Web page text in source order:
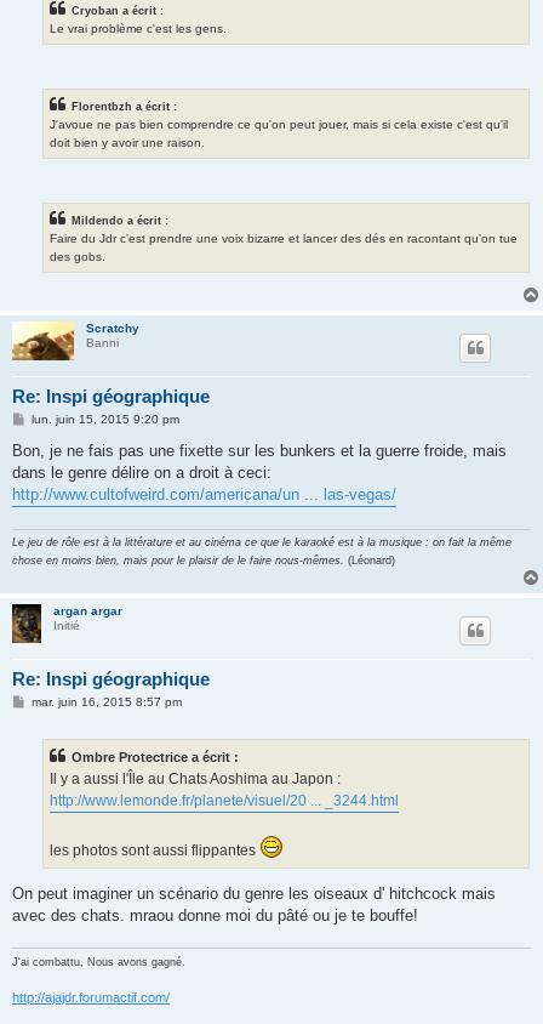
Cryoban a écrit :
Le vrai problème c'est les gens.
Florentbzh a écrit :
J'avoue ne pas bien comprendre ce qu'on peut jouer, mais si cela existe c'est qu'il
doit bien y avoir une raison.
Mildendo a écrit :
Faire du Jdr c'est prendre une voix bizarre et lancer des dés en racontant qu'on tue
des gobs.
Scratchy
Banni
Re: Inspi géographique
M
s
a
g
e
lun. juin 15, 2015 9:20 pm
Bon, je ne fais pas une fixette sur les bunkers et la guerre froide, mais
dans le genre délire on a droit à ceci:
http://www.cultofweird.com/americana/un ... las-vegas/
Le jeu de rôle est à la littérature et au cinéma ce que le karaoké est à la musique : on fait la même
chose en moins bien, mais pour le plaisir de le faire nous-mêmes.
(Léonard)
argan argar
Initié
Re: Inspi géographique
Mmar. juin 16, 2015 8:57 pm
Ombre Protectrice a écrit :
Il y a aussi l'Île au Chats Aoshima au Japon :
http://www.lemonde.fr/planete/visuel/20 ... _3244.html
les photos sont aussi flippantes
On peut imaginer un scénario du genre les oiseaux d' hitchcock mais
avec des chats. mraou donne moi du pâté ou je te bouffe!
J'ai combattu, Nous avons gagné.
http://ajajdr.forumactif.com/